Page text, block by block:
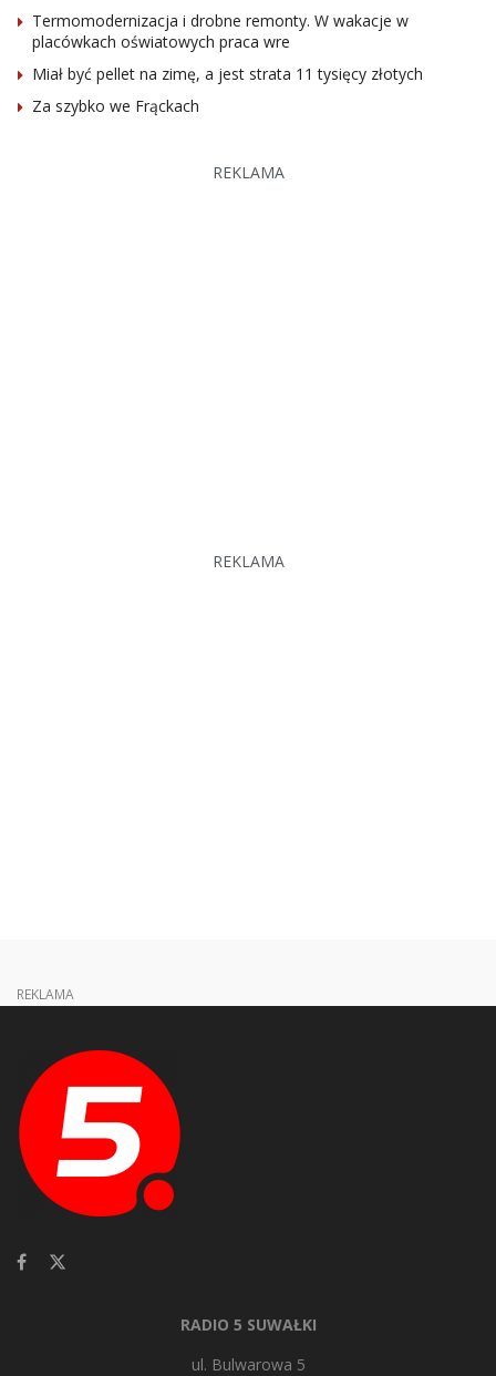
Termomodernizacja i drobne remonty. W wakacje w
placówkach oświatowych praca wre
Miał być pellet na zimę, a jest strata 11 tysięcy złotych
Za szybko we Frąckach
REKLAMA
REKLAMA
REKLAMA
RADIO 5 SUWAŁKI
ul. Bulwarowa 5